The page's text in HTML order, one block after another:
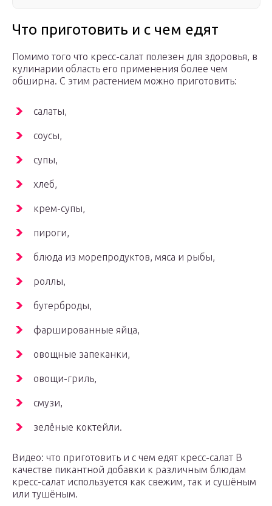
Что приготовить и с чем едят
Помимо того что кресс-салат полезен для здоровья, в
кулинарии область его применения более чем
обширна. С этим растением можно приготовить:
салаты,
соусы,
супы,
хлеб,
крем-супы,
пироги,
блюда из морепродуктов, мяса и рыбы,
роллы,
бутерброды,
фаршированные яйца,
овощные запеканки,
овощи-гриль,
смузи,
зелёные коктейли.
Видео: что приготовить и с чем едят кресс-салат В
качестве пикантной добавки к различным блюдам
кресс-салат используется как свежим, так и сушёным
или тушёным.